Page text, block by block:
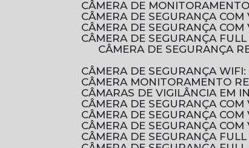
CÂMERA DE
CÂMERA DE SEGURANÇA
CÂMERA DE SEGURANÇA
CÂMERA DE SEGURANÇA
CÂMERA DE SEGURANÇA RESIDENCIAL É ESSENCIAL PARA PROTEGER SUA CASA E SUA FAMÍLIA. DESCUBRA COMO
CÂMERA DE SEGURANÇA
CÂMERA MONITORAMENTO
CÂMARAS DE VIGILÂNCIA EM
CÂMERA DE SEGURANÇA
CÂMERA DE SEGURANÇA
CÂMERA DE SEGURANÇA
CÂMERA DE SEGURANÇA